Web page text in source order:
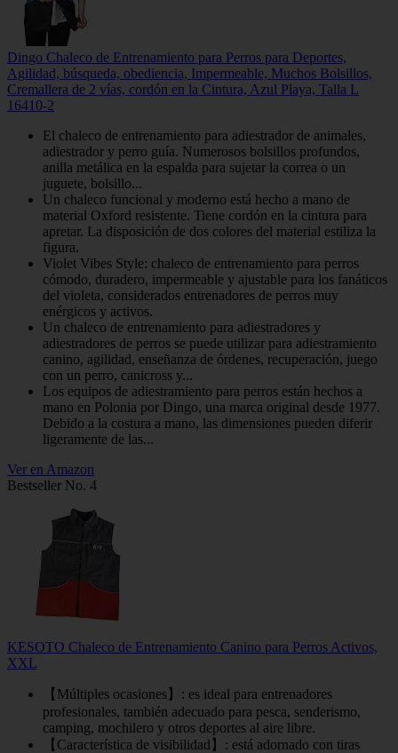
Dingo Chaleco de Entrenamiento para Perros para Deportes,
Agilidad, búsqueda, obediencia, Impermeable, Muchos Bolsillos,
Cremallera de 2 vías, cordón en la Cintura, Azul Playa, Talla L
16410-2
El chaleco de entrenamiento para adiestrador de animales,
adiestrador y perro guía. Numerosos bolsillos profundos,
anilla metálica en la espalda para sujetar la correa o un
juguete, bolsillo...
Un chaleco funcional y moderno está hecho a mano de
material Oxford resistente. Tiene cordón en la cintura para
apretar. La disposición de dos colores del material estiliza la
figura.
Violet Vibes Style: chaleco de entrenamiento para perros
cómodo, duradero, impermeable y ajustable para los fanáticos
del violeta, considerados entrenadores de perros muy
enérgicos y activos.
Un chaleco de entrenamiento para adiestradores y
adiestradores de perros se puede utilizar para adiestramiento
canino, agilidad, enseñanza de órdenes, recuperación, juego
con un perro, canicross y...
Los equipos de adiestramiento para perros están hechos a
mano en Polonia por Dingo, una marca original desde 1977.
Debido a la costura a mano, las dimensiones pueden diferir
ligeramente de las...
Ver en Amazon
Bestseller No. 4
KESOTO Chaleco de Entrenamiento Canino para Perros Activos,
XXL
【Múltiples ocasiones】: es ideal para entrenadores
profesionales, también adecuado para pesca, senderismo,
camping, mochilero y otros deportes al aire libre.
【Característica de visibilidad】: está adornado con tiras